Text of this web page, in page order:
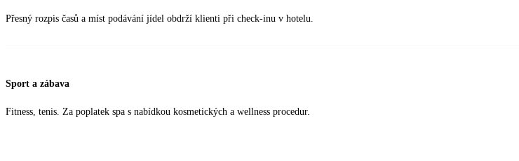
Přesný rozpis časů a míst podávání jídel obdrží klienti při check-inu v hotelu.
Sport a zábava
Fitness, tenis. Za poplatek spa s nabídkou kosmetických a wellness procedur.